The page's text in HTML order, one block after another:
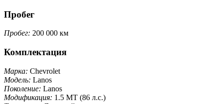
Пробег
Пробег: 200 000 км
Комплектация
Марка: Chevrolet
Модель: Lanos
Поколение: Lanos
Модификация: 1.5 MT (86 л.с.)